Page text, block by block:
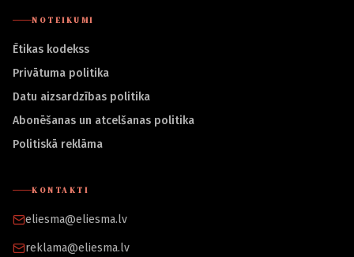
NOTEIKUMI
Ētikas kodekss
Privātuma politika
Datu aizsardzības politika
Abonēšanas un atcelšanas politika
Politiskā reklāma
KONTAKTI
eliesma@eliesma.lv
reklama@eliesma.lv